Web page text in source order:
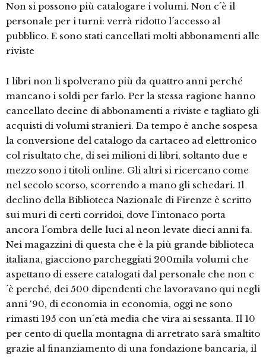
Non si possono più catalogare i volumi. Non c´è il
personale per i turni: verrà ridotto l´accesso al
pubblico. E sono stati cancellati molti abbonamenti alle
riviste
I libri non li spolverano più da quattro anni perché
mancano i soldi per farlo. Per la stessa ragione hanno
cancellato decine di abbonamenti a riviste e tagliato gli
acquisti di volumi stranieri. Da tempo è anche sospesa
la conversione del catalogo da cartaceo ad elettronico
col risultato che, di sei milioni di libri, soltanto due e
mezzo sono i titoli online. Gli altri si ricercano come
nel secolo scorso, scorrendo a mano gli schedari. Il
declino della Biblioteca Nazionale di Firenze è scritto
sui muri di certi corridoi, dove l´intonaco porta
ancora l´ombra delle luci al neon levate dieci anni fa.
Nei magazzini di questa che è la più grande biblioteca
italiana, giacciono parcheggiati 200mila volumi che
aspettano di essere catalogati dal personale che non c
´è perché, dei 500 dipendenti che lavoravano qui negli
anni ‘90, di economia in economia, oggi ne sono
rimasti 195 con un´età media che vira ai sessanta. Il 10
per cento di quella montagna di arretrato sarà smaltito
grazie al finanziamento di una fondazione bancaria, il